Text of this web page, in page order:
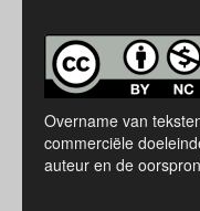
Overname van
commerciële
auteur en de